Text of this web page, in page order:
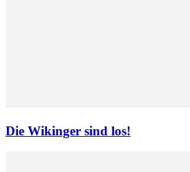
Die Wikinger sind los!